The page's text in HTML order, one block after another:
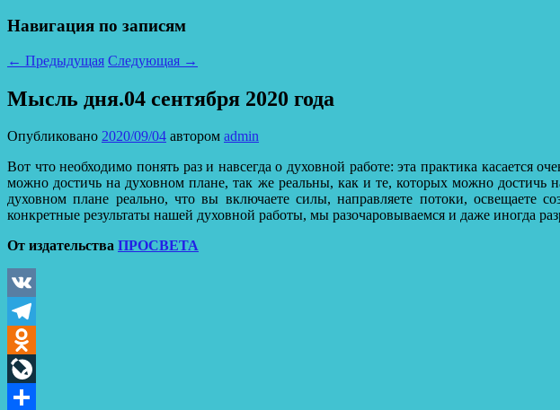
Навигация по записям
← Предыдущая Следующая →
Мысль дня.04 сентября 2020 года
Опубликовано 2020/09/04 автором admin
Вот что необходимо понять раз и навсегда о духовной работе: эта практика
можно достичь на духовном плане, так же реальны, как и те, которых можно достичь
духовном плане реально, что вы включаете силы, направляете потоки, освещаете
конкретные результаты нашей духовной работы, мы разочаровываемся и даже иногда
От издательства ПРОСВЕТА
VK
Telegram
Odnoklassniki
LiveJournal